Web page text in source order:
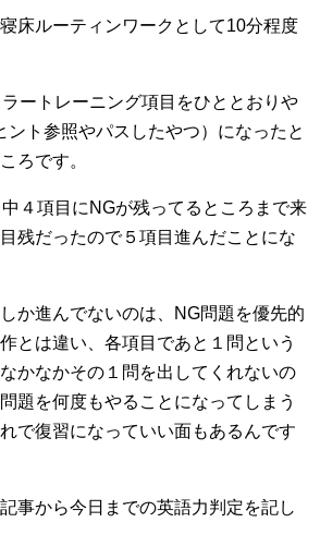
床ルーティンワークとして10分程度
ートレーニング項目をひととおりや
ント参照やパスしたやつ）になったと
ろです。
４項目にNGが残ってるところまで来
残だったので５項目進んだことにな
か進んでないのは、NG問題を優先的
とは違い、各項目であと１問という
かなかその１問を出してくれないの
題を何度もやることになってしまう
で復習になっていい面もあるんです
事から今日までの英語力判定を記し